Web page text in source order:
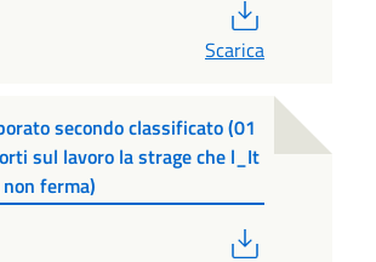
Scarica
secondo classificato (01
sul lavoro la strage che l_It
ferma)